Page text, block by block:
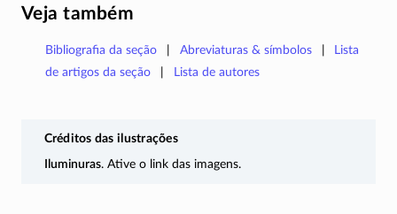
Veja também
Bibliografia da seção Abreviaturas & símbolos
Lista
de artigos da seção
Lista de autores
Créditos das ilustrações
Iluminuras. Ative o link das imagens.